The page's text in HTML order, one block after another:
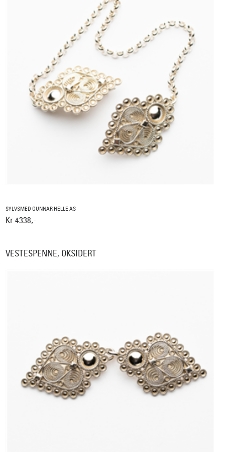
SYLVSMED GUNNAR HELLE AS
Kr 4338,-
VESTESPENNE, OKSIDERT